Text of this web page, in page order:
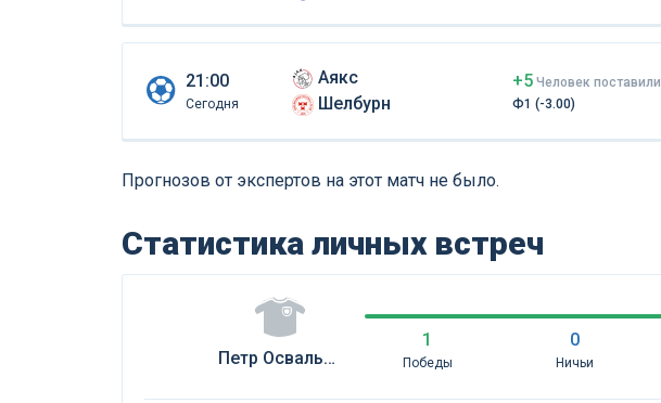
21:00
Сегодня
Аякс
Шелбурн
+5 Человек поставили
Ф1 (-3.00)
Прогнозов от экспертов на этот матч не было.
Статистика личных встреч
Петр Освальд (Чех)
1
Победы
0
Ничьи